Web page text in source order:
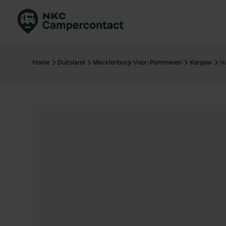
Nederland
Home Duitsland Mecklenburg-Voor-Pommeren Kargow